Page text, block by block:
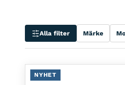
Alla filter Märke
NYHET